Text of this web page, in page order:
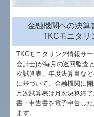
スマート業績確認機能
TKCシステムのご紹介
月次決算速報サービス
お知らせ
よくある質問
金融機関への決算
TKCモニタリ
TKCモニタリング情報サ
会計士)が毎月の巡回監査
次試算表、年度決算書な
に基づいて、金融機関に
月次試算表は月次決算終
書・申告書を電子申告し
ます。